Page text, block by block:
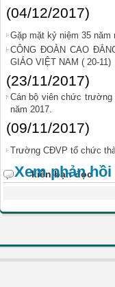
(04/12/2017)
Gặp mặt kỷ niệm 35 năm
CÔNG ĐOÀN CAO
GIÁO VIỆT NAM ( 20-11)
(23/11/2017)
Cán bộ viên chức trường
năm 2017.
(09/11/2017)
Trường CĐVP tổ chức
kiến bạn đọc
Xem phản hồi